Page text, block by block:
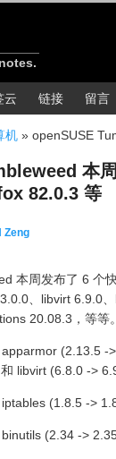
云 链接 留言
机 » openSUSE
本
82.0.3 等
Zeng
本周发布了 6 个
、libvirt 6.9.0
20.08.3，等等。
(2.13.5 -
libvirt (6.8.0 ->
(1.8.5 ->
(2.34 ->